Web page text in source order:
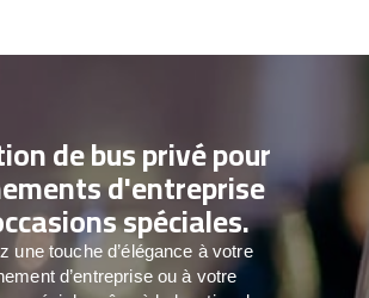
de bus privé pour
d'entreprise
spéciales.
une touche d’élégance à votre
d’entreprise ou à votre